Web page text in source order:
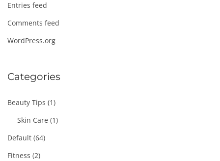
Entries feed
Comments feed
WordPress.org
Categories
Beauty Tips (1)
Skin Care (1)
Default (64)
Fitness (2)